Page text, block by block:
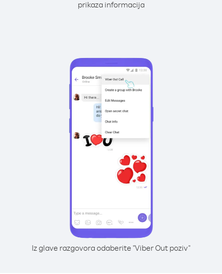
prikaza informacija
Iz glave razgovora odaberite "Viber Out poziv"